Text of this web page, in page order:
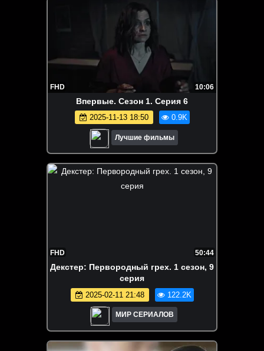
FHD 10:06
Впервые. Сезон 1. Серия 6
2025-11-13 18:50 0.9K
Лучшие фильмы
FHD 50:44
Декстер: Первородный грех. 1 сезон, 9
серия
2025-02-11 21:48 122.2K
МИР СЕРИАЛОВ